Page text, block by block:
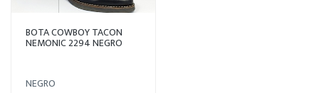
BOTA COWBOY TACON
NEMONIC 2294 NEGRO
NEGRO